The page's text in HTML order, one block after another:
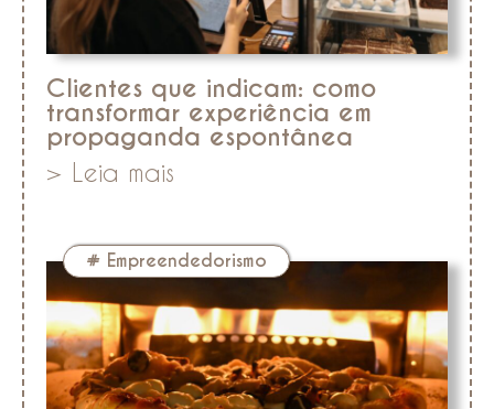
Clientes que indicam: como
transformar experiência em
propaganda espontânea
> Leia mais
# Empreendedorismo